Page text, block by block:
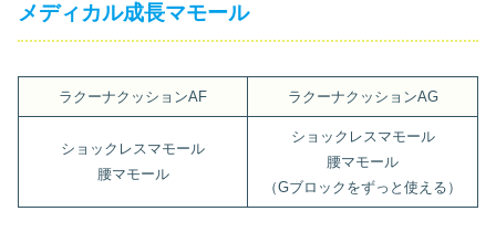
メディカル成長マモール
ラクーナクッションAF ラクーナクッションAG
ショックレスマモール
腰マモール
ショックレスマモール
腰マモール
（Gブロックをずっと使える）